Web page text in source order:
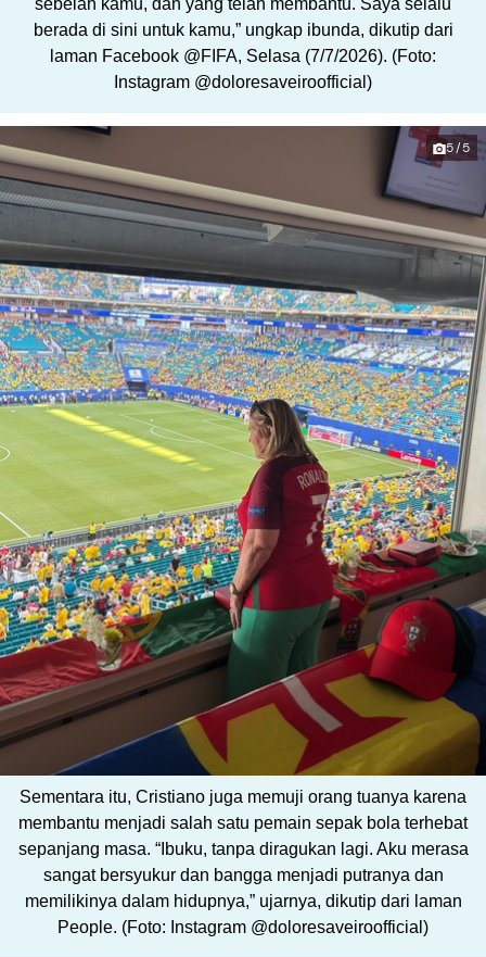
sebelah kamu, dan yang telah membantu. Saya selalu
berada di sini untuk kamu,” ungkap ibunda, dikutip dari
laman Facebook @FIFA, Selasa (7/7/2026). (Foto:
Instagram @doloresaveiroofficial)
5/5
Sementara itu, Cristiano juga memuji orang tuanya karena
membantu menjadi salah satu pemain sepak bola terhebat
sepanjang masa. “Ibuku, tanpa diragukan lagi. Aku merasa
sangat bersyukur dan bangga menjadi putranya dan
memilikinya dalam hidupnya,” ujarnya, dikutip dari laman
People. (Foto: Instagram @doloresaveiroofficial)